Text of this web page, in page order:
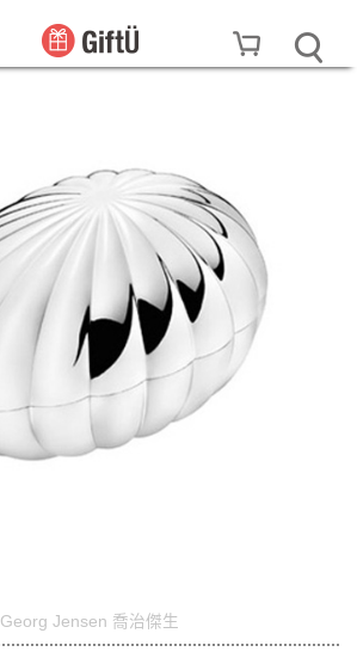
Georg Jensen 喬治傑生